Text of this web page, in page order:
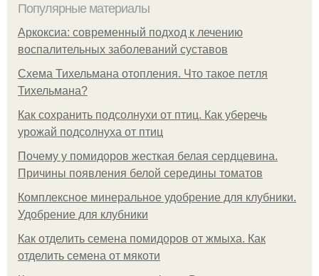
Популярные материалы
Аркоксиа: современный подход к лечению
воспалительных заболеваний суставов
Схема Тихельмана отопления. Что такое петля
Тихельмана?
Как сохранить подсолнухи от птиц. Как уберечь
урожай подсолнуха от птиц
Почему у помидоров жесткая белая сердцевина.
Причины появления белой середины томатов
Комплексное минеральное удобрение для клубники.
Удобрение для клубники
Как отделить семена помидоров от жмыха. Как
отделить семена от мякоти